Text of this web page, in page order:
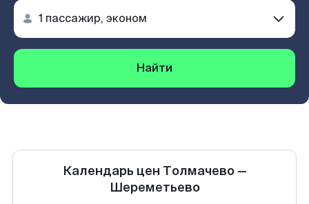
Найти
Календарь цен Толмачево—
Шереметьево